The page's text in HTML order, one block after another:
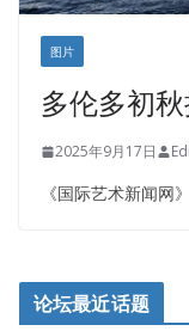
图片
多伦多初
2025年9月17日
《国际艺术新闻网
论坛最近话题